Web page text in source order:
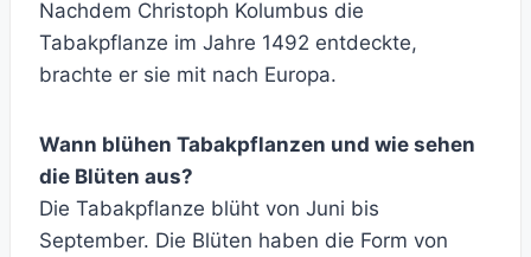
Nachdem Christoph Kolumbus die
Tabakpflanze im Jahre 1492 entdeckte,
brachte er sie mit nach Europa.
Wann blühen Tabakpflanzen und wie sehen
die Blüten aus?
Die Tabakpflanze blüht von Juni bis
September. Die Blüten haben die Form von